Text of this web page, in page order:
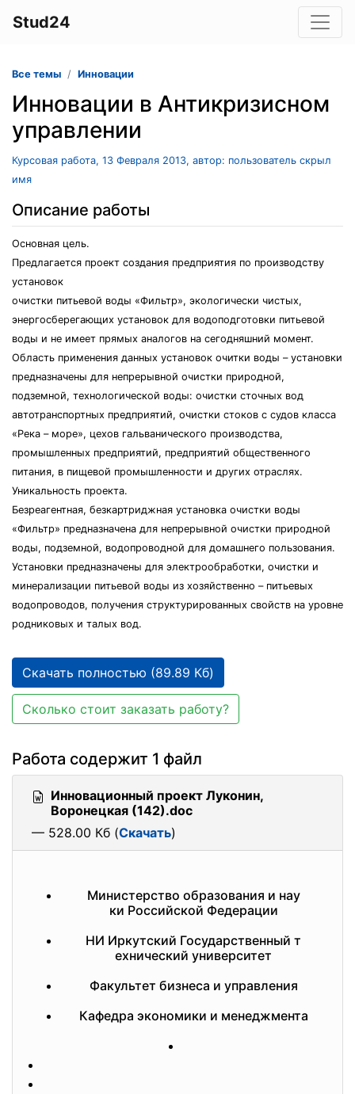
Stud24
Все темы Инновации
Инновации в Антикризисном
управлении
Курсовая работа, 13 Февраля 2013, автор: пользователь скрыл
имя
Описание работы
Основная цель.
Предлагается проект создания предприятия по производству
установок
очистки питьевой воды «Фильтр», экологически чистых,
энергосберегающих установок для водоподготовки питьевой
воды и не имеет прямых аналогов на сегодняшний момент.
Область применения данных установок очитки воды – установки
предназначены для непрерывной очистки природной,
подземной, технологической воды: очистки сточных вод
автотранспортных предприятий, очистки стоков с судов класса
«Река – море», цехов гальванического производства,
промышленных предприятий, предприятий общественного
питания, в пищевой промышленности и других отраслях.
Уникальность проекта.
Безреагентная, безкартриджная установка очистки воды
«Фильтр» предназначена для непрерывной очистки природной
воды, подземной, водопроводной для домашнего пользования.
Установки предназначены для электрообработки, очистки и
минерализации питьевой воды из хозяйственно – питьевых
водопроводов, получения структурированных свойств на уровне
родниковых и талых вод.
Скачать полностью (89.89 Кб)
Сколько стоит заказать работу?
Работа содержит 1 файл
Инновационный проект Луконин,
Воронецкая (142).doc
— 528.00 Кб (Скачать)
Министерство образования и нау
ки Российской Федерации
НИ Иркутский Государственный т
ехнический университет
Факультет бизнеса и управления
Кафедра экономики и менеджмента